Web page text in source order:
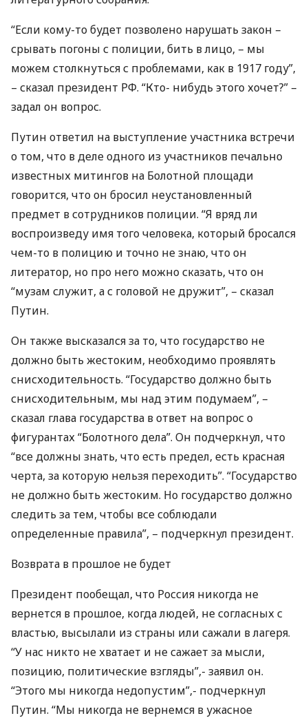
“Если кому-то будет позволено нарушать закон –
срывать погоны с полиции, бить в лицо, – мы
можем столкнуться с проблемами, как в 1917 году”,
– сказал президент РФ. “Кто- нибудь этого хочет?” –
задал он вопрос.
Путин ответил на выступление участника встречи
о том, что в деле одного из участников печально
известных митингов на Болотной площади
говорится, что он бросил неустановленный
предмет в сотрудников полиции. “Я вряд ли
воспроизведу имя того человека, который бросался
чем-то в полицию и точно не знаю, что он
литератор, но про него можно сказать, что он
“музам служит, а с головой не дружит”, – сказал
Путин.
Он также высказался за то, что государство не
должно быть жестоким, необходимо проявлять
снисходительность. “Государство должно быть
снисходительным, мы над этим подумаем”, –
сказал глава государства в ответ на вопрос о
фигурантах “Болотного дела”. Он подчеркнул, что
“все должны знать, что есть предел, есть красная
черта, за которую нельзя переходить”. “Государство
не должно быть жестоким. Но государство должно
следить за тем, чтобы все соблюдали
определенные правила”, – подчеркнул президент.
Возврата в прошлое не будет
Президент пообещал, что Россия никогда не
вернется в прошлое, когда людей, не согласных с
властью, высылали из страны или сажали в лагеря.
“У нас никто не хватает и не сажает за мысли,
позицию, политические взгляды”,- заявил он.
“Этого мы никогда недопустим”,- подчеркнул
Путин. “Мы никогда не вернемся в ужасное